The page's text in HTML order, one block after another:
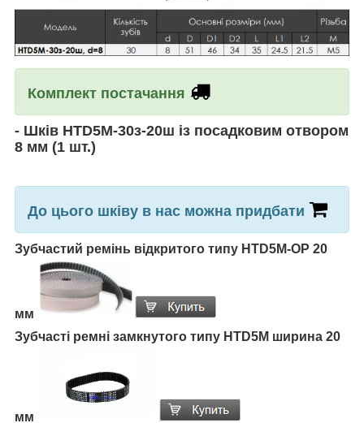
Комплект постачання
- Шків HTD5M-30з-20ш із посадковим отвором
8 мм (1 шт.)
До цього шківу в нас можна придбати
Зубчастий ремінь відкритого типу HTD5M-OP 20
мм
Зубчасті ремні замкнутого типу HTD5M ширина 20
мм